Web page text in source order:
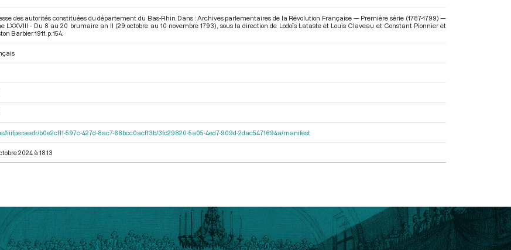
des autorités constituées du département du Bas-Rhin. Dans : Archives parlementaires de la Révolution Française — Première série (1787-1799) —
LXXVIII - Du 8 au 20 brumaire an II (29 octobre au 10 novembre 1793) , sous la direction de Lodoïs Lataste et Louis Claveau et Constant Pionnier et
Barbier. 1911. p. 154.
iiif.persee.fr/b0e2cf11-597c-427d-8ac7-68bcc0acf13b/3fc29820-5a05-4ed7-909d-2dac5471694a/manifest
2024 à 18:13